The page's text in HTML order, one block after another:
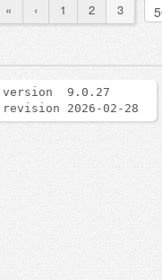
« ‹ 1 2 3
version 9.0.27
revision 2026-02-28